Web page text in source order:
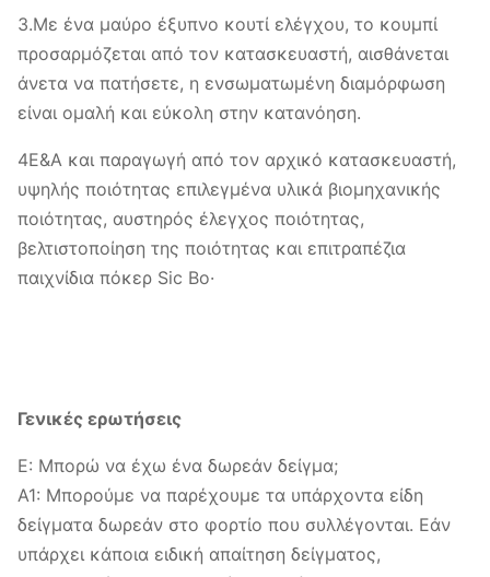
Χρόνος
παράδοσης
ΤΤ/Paypal
2Προσωπική προσαρμογή - εντός
5 εργάσιμων ημερών μετά την
πληρωμή.
Ναυτιλία
Με αεροπορική μεταφορά
DHL/FedEx/TNT/UPS ή θαλάσσια
μεταφορά
3.Με ένα μαύρο έξυπνο κουτί ελέγχου, το κουμπί
προσαρμόζεται από τον κατασκευαστή, αισθάνεται
άνετα να πατήσετε, η ενσωματωμένη διαμόρφωση
είναι ομαλή και εύκολη στην κατανόηση.
4Ε&Α και παραγωγή από τον αρχικό κατασκευαστή,
υψηλής ποιότητας επιλεγμένα υλικά βιομηχανικής
ποιότητας, αυστηρός έλεγχος ποιότητας,
βελτιστοποίηση της ποιότητας και επιτραπέζια
παιχνίδια πόκερ Sic Bo·
Γενικές ερωτήσεις
Ε: Μπορώ να έχω ένα δωρεάν δείγμα;
Α1: Μπορούμε να παρέχουμε τα υπάρχοντα είδη
δείγματα δωρεάν στο φορτίο που συλλέγονται. Εάν
υπάρχει κάποια ειδική απαίτηση δείγματος,